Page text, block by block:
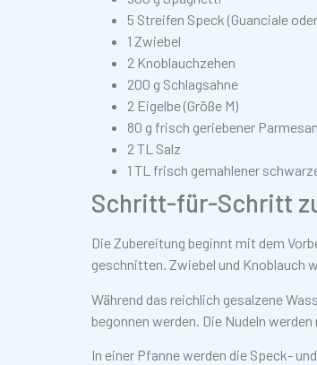
5 Streifen Speck (Guanciale
1 Zwiebel
2 Knoblauchzehen
200 g Schlagsahne
2 Eigelbe (Größe M)
80 g frisch geriebener Parmesan
2 TL Salz
1 TL frisch gemahlener
Schritt-für-Schritt
Die Zubereitung beginnt mit dem
geschnitten. Zwiebel und Knoblauch
Während das reichlich gesalzene
begonnen werden. Die Nudeln
In einer Pfanne werden die Speck-